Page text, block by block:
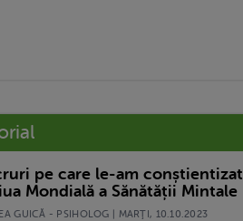
pe care le-am conștientizat
Mondială a Sănătății Mintale
GUICĂ - PSIHOLOG | MARŢI, 10.10.2023